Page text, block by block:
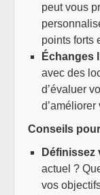
peut vous
points forts
Échanges
avec des
d’évaluer
Conseils
Définissez
actuel ?
vos